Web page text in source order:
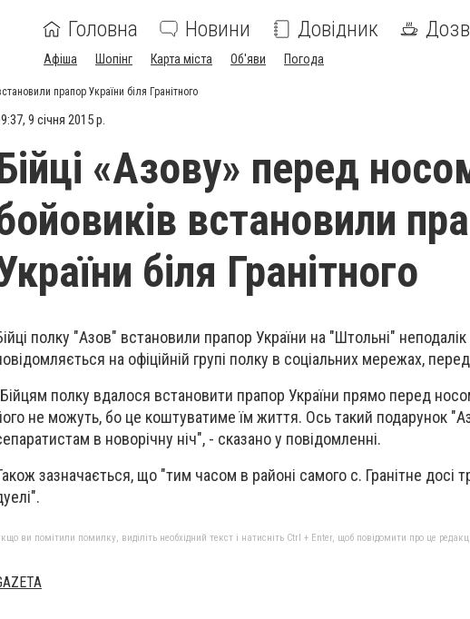
Головна Новини Довідник
Афіша Шопінг Карта міста Об'яви Погода
прапор України біля Гранітного
9 січня 2015 р.
«Азову» перед
встановили
біля Гранітного
полку "Азов" встановили прапор України на "Штольні" неподалік
на офіційній групі полку в соціальних мережах,
полку вдалося встановити прапор України прямо перед
не можуть, бо це коштуватиме їм життя. Ось такий подарунок
в новорічну ніч", - сказано у повідомленні.
зазначається, що "тим часом в районі самого с. Гранітне досі
ви помітили помилку, виділіть необхідний текст і натисніть Ctrl + Enter, щоб повідомити про це